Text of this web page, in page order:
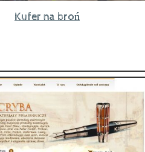
Kufer na broń